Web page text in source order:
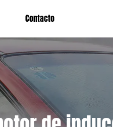
Contacto